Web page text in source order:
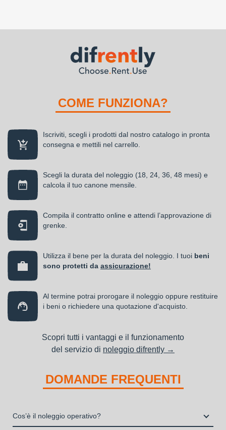
COME FUNZIONA?
Iscriviti, scegli i prodotti dal nostro catalogo in pronta
consegna e mettili nel carrello.
Scegli la durata del noleggio (18, 24, 36, 48 mesi) e
calcola il tuo canone mensile.
Compila il contratto online e attendi l’approvazione di
grenke.
Utilizza il bene per la durata del noleggio. I tuoi beni
sono protetti da assicurazione!
Al termine potrai prorogare il noleggio oppure restituire
i beni o richiedere una quotazione d'acquisto.
Scopri tutti i vantaggi e il funzionamento
del servizio di noleggio difrently →
DOMANDE FREQUENTI
Cos’è il noleggio operativo?